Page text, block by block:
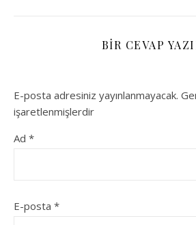
BIR CEVAP
E-posta adresiniz yayınlanmayacak.
işaretlenmişlerdir
Ad *
E-posta *